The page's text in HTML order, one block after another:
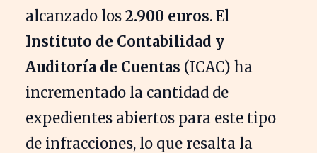
alcanzado los 2.900 euros. El
Instituto de Contabilidad y
Auditoría de Cuentas (ICAC) ha
incrementado la cantidad de
expedientes abiertos para este tipo
de infracciones, lo que resalta la